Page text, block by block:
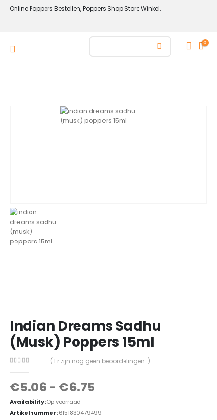
Online Poppers Bestellen, Poppers Shop Store Winkel.
0
Indian Dreams Sadhu
(Musk) Poppers 15ml
( Er zijn nog geen beoordelingen. )
€5.06 - €6.75
Availability:Op voorraad
Artikelnummer:6151830479499